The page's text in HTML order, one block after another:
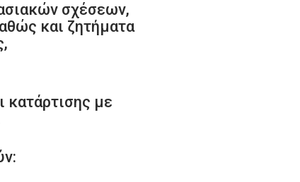
σχέσεων,
και ζητήματα
κατάρτισης με